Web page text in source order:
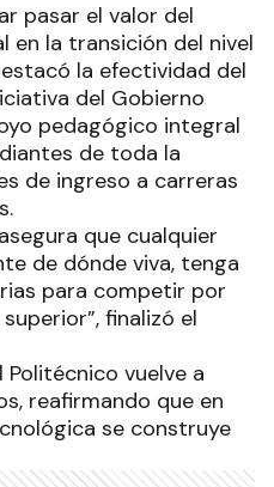
pasar el valor del
en la transición del nivel
la efectividad del
del Gobierno
pedagógico integral
de toda la
de ingreso a carreras
que cualquier
de dónde viva, tenga
para competir por
finalizó el
Politécnico vuelve a
reafirmando que en
se construye